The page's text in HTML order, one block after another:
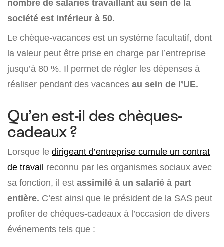
nombre de salariés travaillant au sein de la
société est inférieur à 50.
Le chèque-vacances est un système facultatif, dont
la valeur peut être prise en charge par l’entreprise
jusqu’à 80 %. Il permet de régler les dépenses à
réaliser pendant des vacances au sein de l’UE.
Qu’en est-il des chèques-
cadeaux ?
Lorsque le dirigeant d’entreprise cumule un contrat
de travail reconnu par les organismes sociaux avec
sa fonction, il est assimilé à un salarié à part
entière. C’est ainsi que le président de la SAS peut
profiter de chèques-cadeaux à l’occasion de divers
événements tels que :